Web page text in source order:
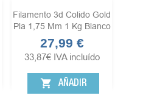
Filamento 3d Colido Gold
Pla 1,75 Mm 1 Kg Blanco
Precio
27,99 €
33,87€ IVA incluído
shopping_cart AÑADIR